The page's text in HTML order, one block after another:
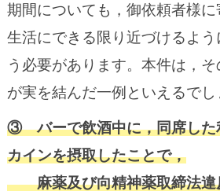
期間についても，御依頼者様
生活にできる限り近づけるよ
う必要があります。本件は，
が実を結んだ一例といえるでし
③ バーで飲酒中に，同席した
カインを摂取したことで，
麻薬及び向精神薬取締法違